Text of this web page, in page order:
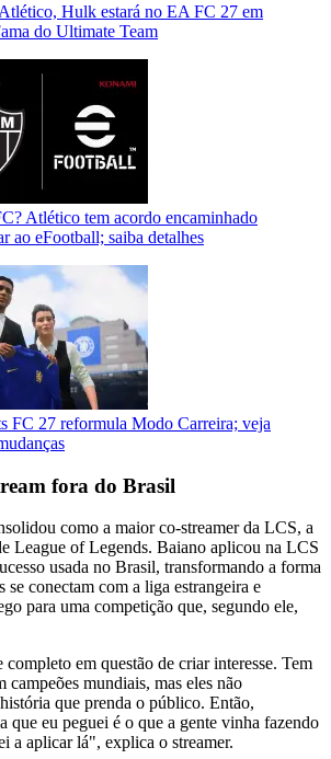
Hulk estará no EA FC 27 em
do Ultimate Team
Atlético tem acordo encaminhado
ao eFootball; saiba detalhes
FC 27 reformula Modo Carreira; veja
fora do Brasil
como a maior co-streamer da LCS, a
League of Legends. Baiano aplicou na LCS
usada no Brasil, transformando a forma
se conectam com a liga estrangeira e
para uma competição que, segundo ele,
em questão de criar interesse. Tem
campeões mundiais, mas eles não
que prenda o público. Então,
que eu peguei é o que a gente vinha fazendo
a aplicar lá", explica o streamer.